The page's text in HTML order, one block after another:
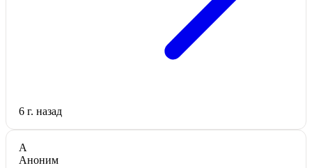
6 г. назад
А
Аноним